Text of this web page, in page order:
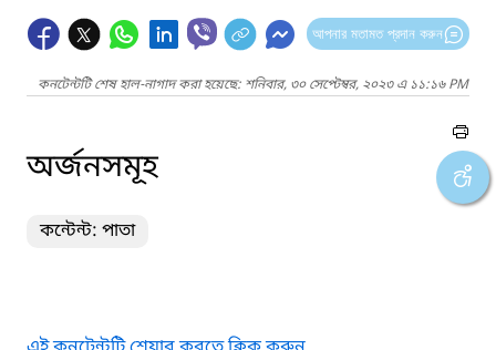
আপনার মতামত প্রদান করুন
কনটেন্টটি শেষ হাল-নাগাদ করা হয়েছে: শনিবার, ৩০ সেপ্টেম্বর, ২০২৩ এ ১১:১৬ PM
অর্জনসমূহ
কন্টেন্ট: পাতা